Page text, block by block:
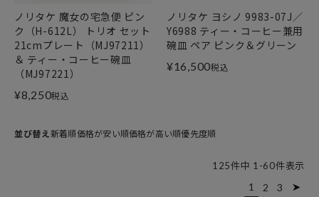
ノリタケ 魔女の宅急便 ピン
ク（H-612L） トリオ セット
21cmプレート（MJ97211）
＆ ティー・コーヒー碗皿
（MJ97221）
¥8,250税込
ノリタケ ヨシノ 9983-07J／
Y6988 ティー・コーヒー兼用
碗皿 ペア ピンク＆グリーン
¥16,500税込
並び替え 新着順価格が安い順価格が高い順優先度順
125件中 1 -60件表示
1 2 3